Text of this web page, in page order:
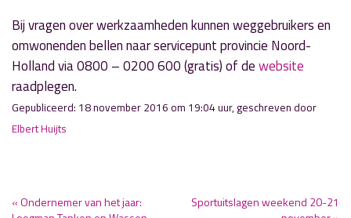
Bij vragen over werkzaamheden kunnen weggebruikers en
omwonenden bellen naar servicepunt provincie Noord-
Holland via 0800 – 0200 600 (gratis) of dewebsite
raadplegen.
Gepubliceerd: 18 november 2016 om 19:04 uur, geschreven door
Elbert Huijts
« Ondernemer van het jaar:
Sportuitslagen weekend 20-21